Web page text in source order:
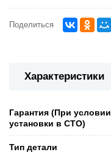
Поделиться
Характеристики
Гарантия (При условии
установки в СТО)
Тип детали